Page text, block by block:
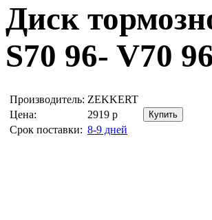
Диск
S70 96- V70
Производитель: ZEKKERT
Цена:
2919 р
Срок поставки: 8-9 дней